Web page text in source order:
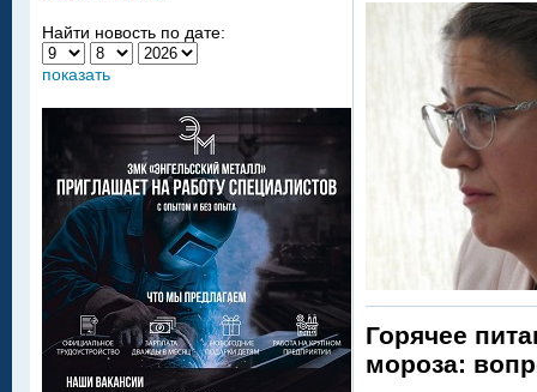
Горячее
мороза:
Найти новость по дате:
показать